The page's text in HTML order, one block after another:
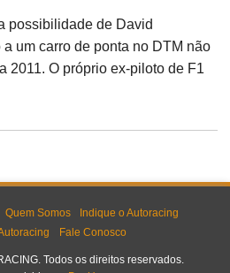
possibilidade de David
um carro de ponta no DTM não
2011. O próprio ex-piloto de F1
Quem Somos
Indique o Autoracing
Fale Conosco
Todos os direitos reservados.